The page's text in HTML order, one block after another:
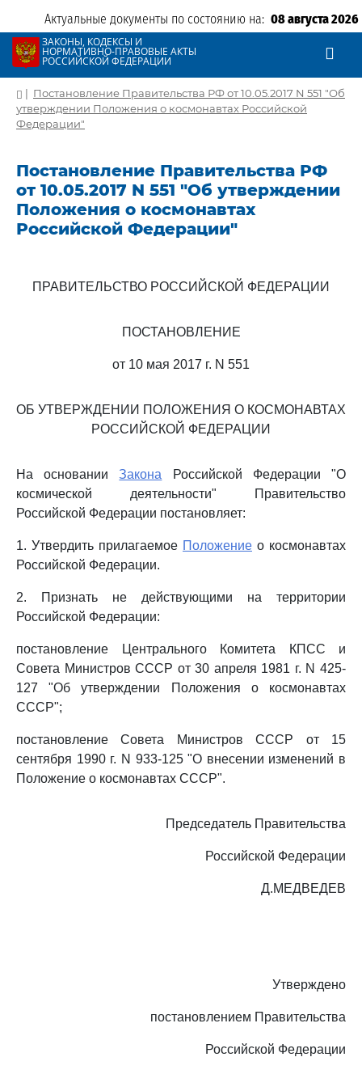
Актуальные документы по состоянию на: 08 августа 2026
ЗАКОНЫ, КОДЕКСЫ И
НОРМАТИВНО-ПРАВОВЫЕ АКТЫ
РОССИЙСКОЙ ФЕДЕРАЦИИ
| Постановление Правительства РФ от 10.05.2017 N 551 "Об
утверждении Положения о космонавтах Российской
Федерации"
Постановление Правительства РФ
от 10.05.2017 N 551 "Об утверждении
Положения о космонавтах
Российской Федерации"
ПРАВИТЕЛЬСТВО РОССИЙСКОЙ ФЕДЕРАЦИИ
ПОСТАНОВЛЕНИЕ
от 10 мая 2017 г. N 551
ОБ УТВЕРЖДЕНИИ ПОЛОЖЕНИЯ О КОСМОНАВТАХ
РОССИЙСКОЙ ФЕДЕРАЦИИ
На основанииЗакона Российской Федерации "О
космической деятельности" Правительство
Российской Федерации постановляет:
1. Утвердить прилагаемое Положение о космонавтах
Российской Федерации.
2. Признать не действующими на территории
Российской Федерации:
постановление Центрального Комитета КПСС и
Совета Министров СССР от 30 апреля 1981 г. N 425-
127 "Об утверждении Положения о космонавтах
СССР";
постановление Совета Министров СССР от 15
сентября 1990 г. N 933-125 "О внесении изменений в
Положение о космонавтах СССР".
Председатель Правительства
Российской Федерации
Д.МЕДВЕДЕВ
Утверждено
постановлением Правительства
Российской Федерации